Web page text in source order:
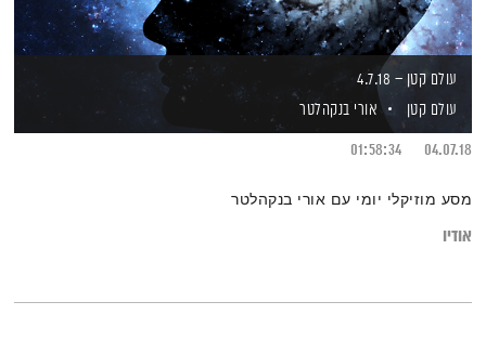
עולם קטן – 4.7.18
עולם קטן
אורי בנקהלטר
04.07.18
01:58:34
מסע מוזיקלי יומי עם אורי בנקהלטר
אודיו